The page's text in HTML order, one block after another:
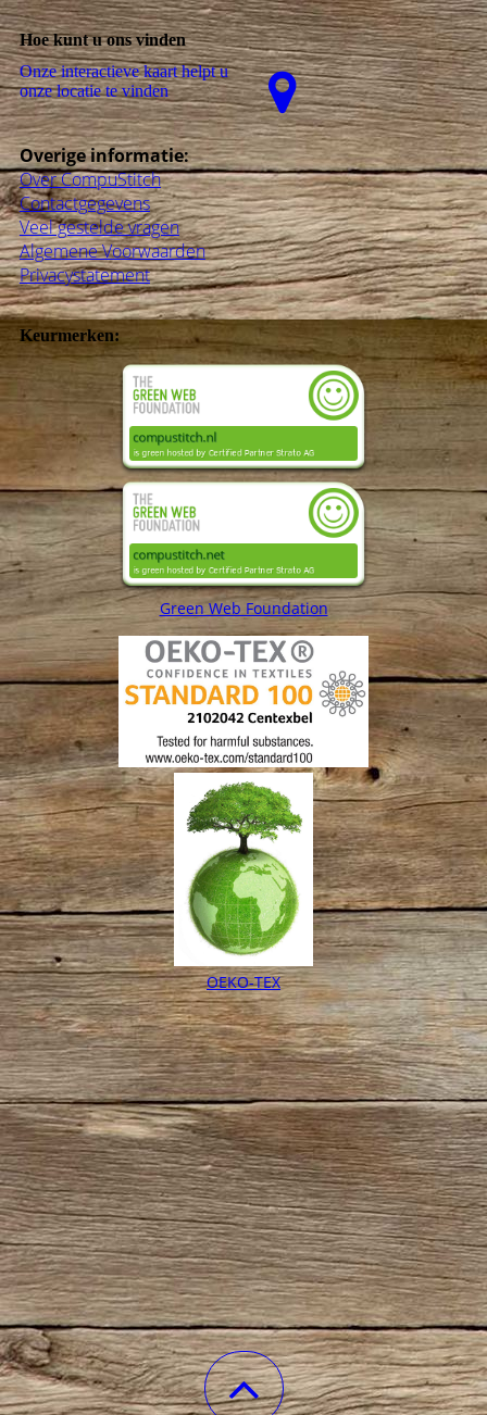
Hoe kunt u ons vinden
Onze interactieve kaart helpt u
onze locatie te vinden
Overige informatie:
Over CompuStitch
Contactgegevens
Veel gestelde vragen
Algemene Voorwaarden
Privacystatement
Keurmerken:
Green Web Foundation
OEKO-TEX